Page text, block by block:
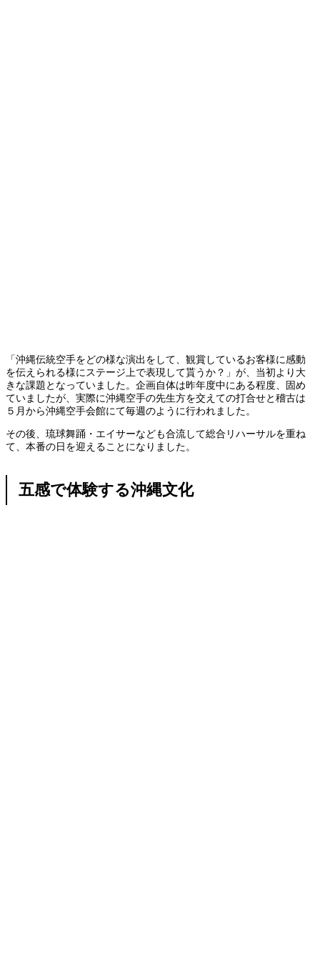
「沖縄伝統空手をどの様な演出をして、観賞しているお客様に感動
を伝えられる様にステージ上で表現して貰うか？」が、当初より大
きな課題となっていました。企画自体は昨年度中にある程度、固め
ていましたが、実際に沖縄空手の先生方を交えての打合せと稽古は
５月から沖縄空手会館にて毎週のように行われました。
その後、琉球舞踊・エイサーなども合流して総合リハーサルを重ね
て、本番の日を迎えることになりました。
五感で体験する沖縄文化